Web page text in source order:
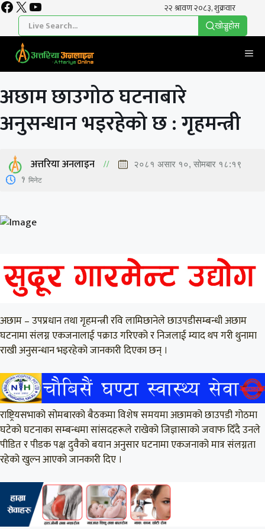
Skip
content
Facebook
X YouTube
खाेज्नुहाेस
अछाम छाउगोठ घटनाबारे
अनुसन्धान भइरहेको छ : गृहमन्त्री
अत्तरिया अनलाइन २०८१ असार १०, सोमबार १८:१९
1 मिनेट
अछाम – उपप्रधान तथा गृहमन्त्री रवि लामिछानेले छाउपडीसम्बन्धी अछाम
घटनामा संलग्न एकजनालाई पक्राउ गरिएको र निजलाई म्याद थप गरी थुनामा
राखी अनुसन्धान भइरहेको जानकारी दिएका छन् ।
राष्ट्रियसभाको सोमबारको बैठकमा विशेष समयमा अछामको छाउपडी गोठमा
घटेको घटनाका सम्बन्धमा सांसदहरूले राखेको जिज्ञासाको जवाफ दिँदै उनले
पीडित र पीडक पक्ष दुवैको बयान अनुसार घटनामा एकजनाको मात्र संलग्नता
रहेको खुल्न आएको जानकारी दिए ।